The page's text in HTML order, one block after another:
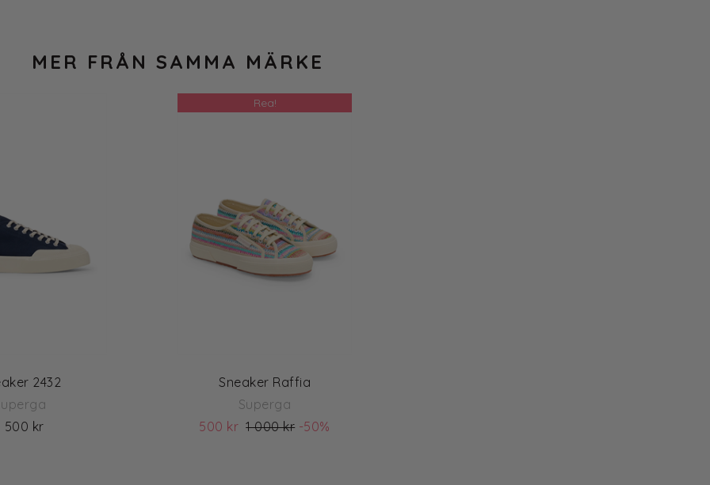
MER FRÅN SAMMA MÄRKE
2432
500 kr
Rea!
Sneaker Raffia
Superga
500 kr1 000 kr-50%